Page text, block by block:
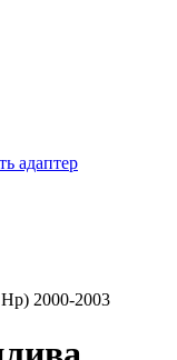
адаптер
2000-2003